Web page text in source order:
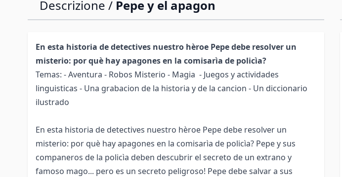
Descrizione / Pepe y el apagon
En esta historia de detectives nuestro hèroe Pepe debe resolver un
misterio: por què hay apagones en la comisarìa de policìa?
Temas: - Aventura - Robos Misterio - Magia - Juegos y actividades
linguisticas - Una grabacion de la historia y de la cancion - Un diccionario
ilustrado
En esta historia de detectives nuestro hèroe Pepe debe resolver un
misterio: por què hay apagones en la comisarìa de policìa? Pepe y sus
companeros de la policìa deben descubrir el secreto de un extrano y
famoso mago... pero es un secreto peligroso! Pepe debe salvar a sus